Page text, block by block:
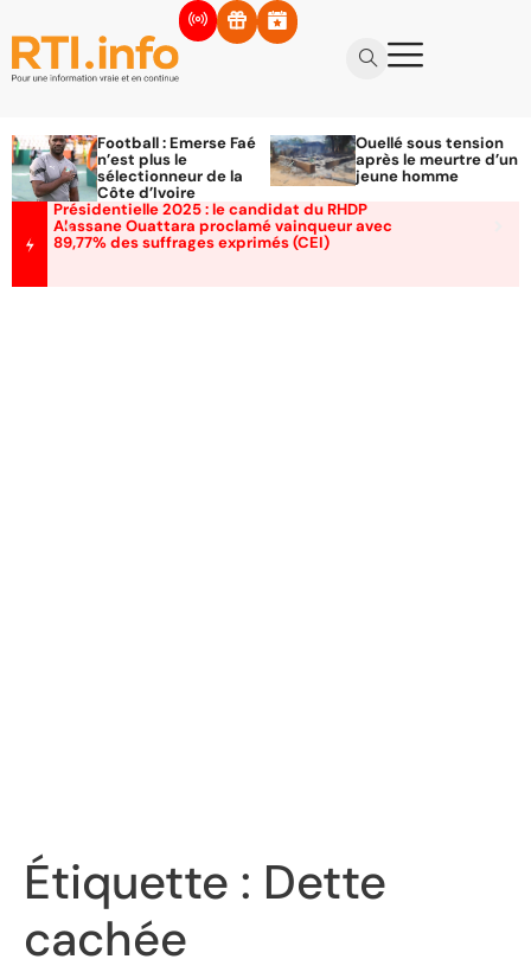
Football : Emerse Faé
n’est plus le
sélectionneur de la
Côte d’Ivoire
Ouellé sous tension
après le meurtre d’un
jeune homme
Présidentielle 2025 : le candidat du RHDP
Alassane Ouattara proclamé vainqueur avec
89,77% des suffrages exprimés (CEI)
Étiquette : Dette
cachée